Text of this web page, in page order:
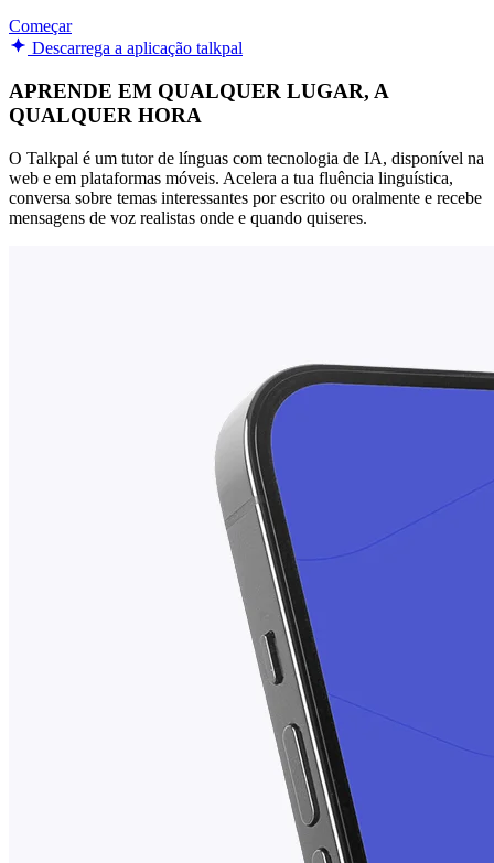
Começar
Descarrega a aplicação talkpal
APRENDE EM QUALQUER LUGAR, A
QUALQUER HORA
O Talkpal é um tutor de línguas com tecnologia de IA, disponível na
web e em plataformas móveis. Acelera a tua fluência linguística,
conversa sobre temas interessantes por escrito ou oralmente e recebe
mensagens de voz realistas onde e quando quiseres.